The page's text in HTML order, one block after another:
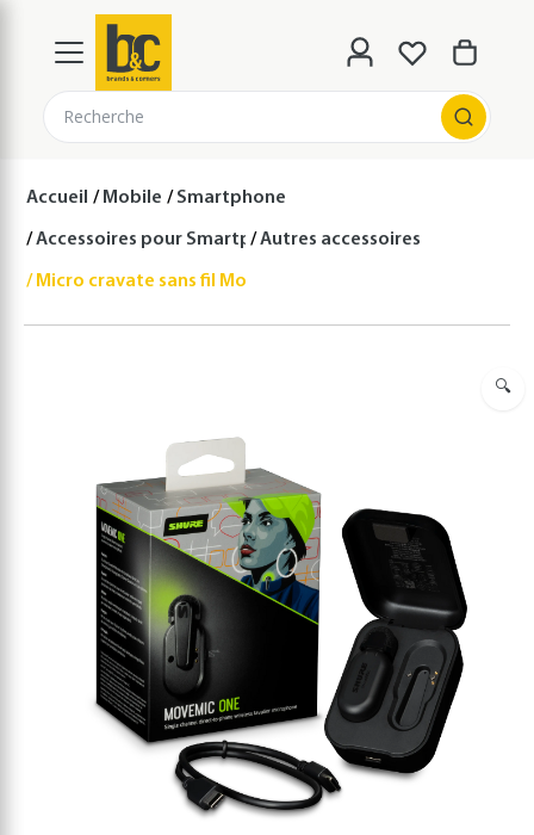
Recherche
Accueil Mobile Smartphone
Accessoires pour SmartphonesAutres accessoires
Micro cravate sans fil MoveMic One
🔍